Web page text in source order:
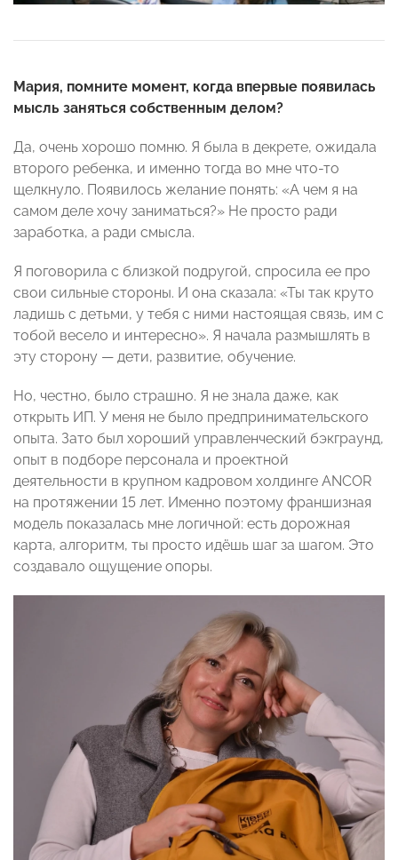
Мария, помните момент, когда впервые появилась
мысль заняться собственным делом?
Да, очень хорошо помню. Я была в декрете, ожидала
второго ребенка, и именно тогда во мне что-то
щелкнуло. Появилось желание понять: «А чем я на
самом деле хочу заниматься?» Не просто ради
заработка, а ради смысла.
Я поговорила с близкой подругой, спросила ее про
свои сильные стороны. И она сказала: «Ты так круто
ладишь с детьми, у тебя с ними настоящая связь, им с
тобой весело и интересно». Я начала размышлять в
эту сторону — дети, развитие, обучение.
Но, честно, было страшно. Я не знала даже, как
открыть ИП. У меня не было предпринимательского
опыта. Зато был хороший управленческий бэкграунд,
опыт в подборе персонала и проектной
деятельности в крупном кадровом холдинге ANCOR
на протяжении 15 лет. Именно поэтому франшизная
модель показалась мне логичной: есть дорожная
карта, алгоритм, ты просто идёшь шаг за шагом. Это
создавало ощущение опоры.